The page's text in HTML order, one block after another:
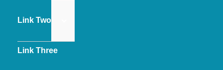
Link Two
Link Three